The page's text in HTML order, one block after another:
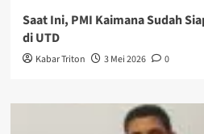
Saat Ini, PMI Kaimana Sudah
di UTD
Kabar Triton 3 Mei 2026 0